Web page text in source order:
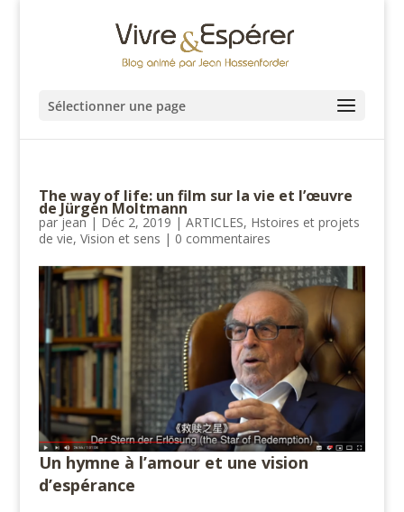
Sélectionner une page
The way of life: un film sur la vie et l’œuvre
de Jürgen Moltmann
parjean| Déc 2, 2019 | ARTICLES, Hstoires et projets
de vie, Vision et sens | 0 commentaires
Un hymne à l’amour et une vision
d’espérance